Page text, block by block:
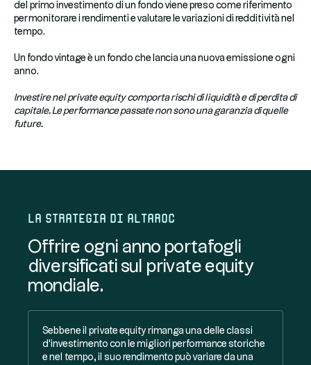
del primo investimento di un fondo viene preso come riferimento
per monitorare i rendimenti e valutare le variazioni di redditività nel
tempo.
Un fondo vintage è un fondo che lancia una nuova emissione ogni
anno.
Investire nel private equity comporta rischi di liquidità e di perdita di
capitale. Le performance passate non sono una garanzia di quelle
future.
La strategia di Altaroc
Offrire ogni anno portafogli
diversificati sul private equity
mondiale.
Sebbene il private equity rimanga una delle classi
d'investimento con le migliori performance storiche
e nel tempo, il suo rendimento può variare da una